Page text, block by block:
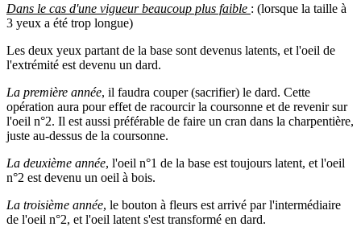
Dans le cas d'une vigueur beaucoup plus faible : (lorsque la taille à
3 yeux a été trop longue)
Les deux yeux partant de la base sont devenus latents, et l'oeil de
l'extrémité est devenu un dard.
La première année, il faudra couper (sacrifier) le dard. Cette
opération aura pour effet de racourcir la coursonne et de revenir sur
l'oeil n°2. Il est aussi préférable de faire un cran dans la charpentière,
juste au-dessus de la coursonne.
La deuxième année, l'oeil n°1 de la base est toujours latent, et l'oeil
n°2 est devenu un oeil à bois.
La troisième année, le bouton à fleurs est arrivé par l'intermédiaire
de l'oeil n°2, et l'oeil latent s'est transformé en dard.